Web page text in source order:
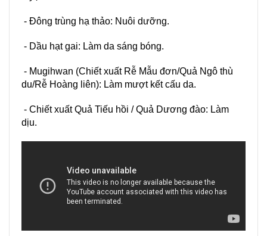
- Đông trùng hạ thảo: Nuôi dưỡng.
- Dầu hạt gai: Làm da sáng bóng.
- Mugihwan (Chiết xuất Rễ Mẫu đơn/Quả Ngô thù
du/Rễ Hoàng liên): Làm mượt kết cấu da.
- Chiết xuất Quả Tiếu hồi / Quả Dương đào: Làm
dịu.